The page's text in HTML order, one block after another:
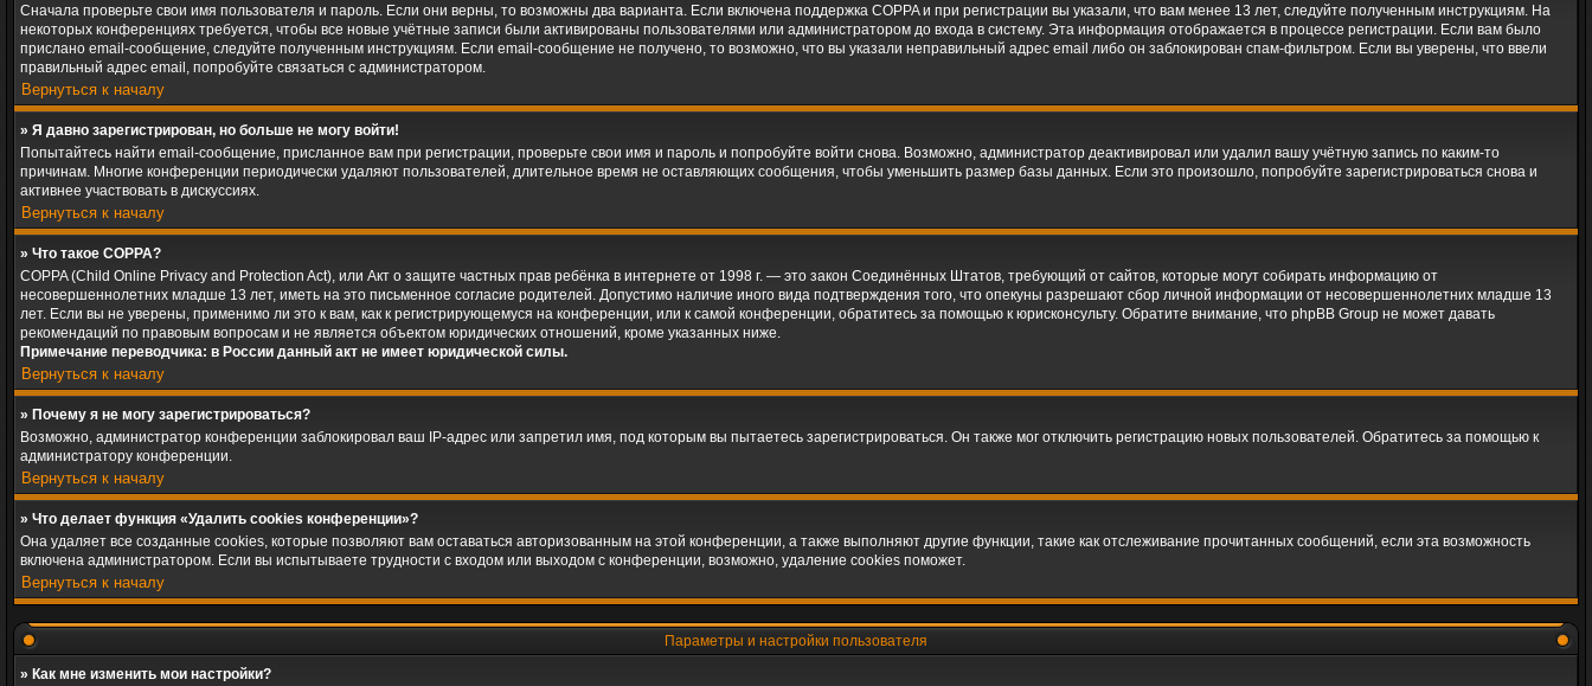
Сначала проверьте свои имя пользователя и пароль. Если они верны, то возможны два варианта. Если включена поддержка COPPA и при регистрации вы указали, что вам менее 13 лет, следуйте полученным инструкциям. На
некоторых конференциях требуется, чтобы все новые учётные записи были активированы пользователями или администратором до входа в систему. Эта информация отображается в процессе регистрации. Если вам было
прислано email-сообщение, следуйте полученным инструкциям. Если email-сообщение не получено, то возможно, что вы указали неправильный адрес email либо он заблокирован спам-фильтром. Если вы уверены, что ввели
правильный адрес email, попробуйте связаться с администратором.
Вернуться к началу
» Я давно зарегистрирован, но больше не могу войти!
Попытайтесь найти email-сообщение, присланное вам при регистрации, проверьте свои имя и пароль и попробуйте войти снова. Возможно, администратор деактивировал или удалил вашу учётную запись по каким-то
причинам. Многие конференции периодически удаляют пользователей, длительное время не оставляющих сообщения, чтобы уменьшить размер базы данных. Если это произошло, попробуйте зарегистрироваться снова и
активнее участвовать в дискуссиях.
Вернуться к началу
» Что такое COPPA?
COPPA (Child Online Privacy and Protection Act), или Акт о защите частных прав ребёнка в интернете от 1998 г. — это закон Соединённых Штатов, требующий от сайтов, которые могут собирать информацию от
несовершеннолетних младше 13 лет, иметь на это письменное согласие родителей. Допустимо наличие иного вида подтверждения того, что опекуны разрешают сбор личной информации от несовершеннолетних младше 13
лет. Если вы не уверены, применимо ли это к вам, как к регистрирующемуся на конференции, или к самой конференции, обратитесь за помощью к юрисконсульту. Обратите внимание, что phpBB Group не может давать
рекомендаций по правовым вопросам и не является объектом юридических отношений, кроме указанных ниже.
Примечание переводчика: в России данный акт не имеет юридической силы.
Вернуться к началу
» Почему я не могу зарегистрироваться?
Возможно, администратор конференции заблокировал ваш IP-адрес или запретил имя, под которым вы пытаетесь зарегистрироваться. Он также мог отключить регистрацию новых пользователей. Обратитесь за помощью к
администратору конференции.
Вернуться к началу
» Что делает функция «Удалить cookies конференции»?
Она удаляет все созданные cookies, которые позволяют вам оставаться авторизованным на этой конференции, а также выполняют другие функции, такие как отслеживание прочитанных сообщений, если эта возможность
включена администратором. Если вы испытываете трудности с входом или выходом с конференции, возможно, удаление cookies поможет.
Вернуться к началу
Параметры и настройки пользователя
» Как мне изменить мои настройки?